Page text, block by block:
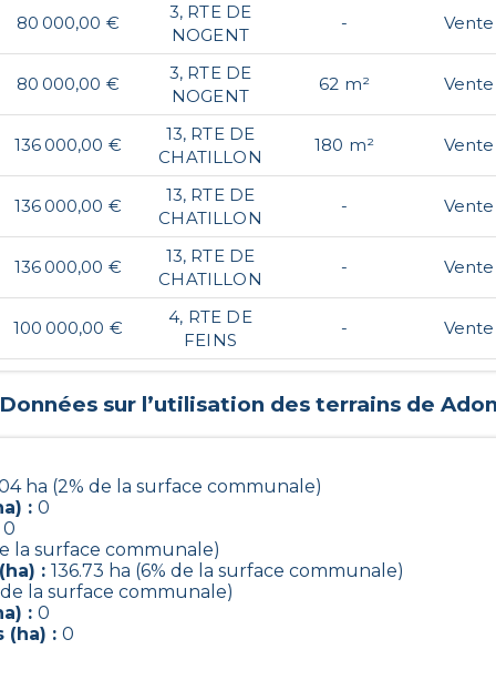
80 000,00 €
3, RTE DE
NOGENT
- Vente
80 000,00 €
3, RTE DE
NOGENT
62 m² Vente
136 000,00 €
13, RTE DE
CHATILLON
180 m² Vente
136 000,00 €
13, RTE DE
CHATILLON
- Vente
136 000,00 €
13, RTE DE
CHATILLON
- Vente
100 000,00 €
4, RTE DE
FEINS
- Vente
sur l’utilisation des terrains de
ha (2% de la surface communale)
: 0
0
la surface communale)
: 136.73 ha (6% de la surface communale)
la surface communale)
: 0
(ha) : 0